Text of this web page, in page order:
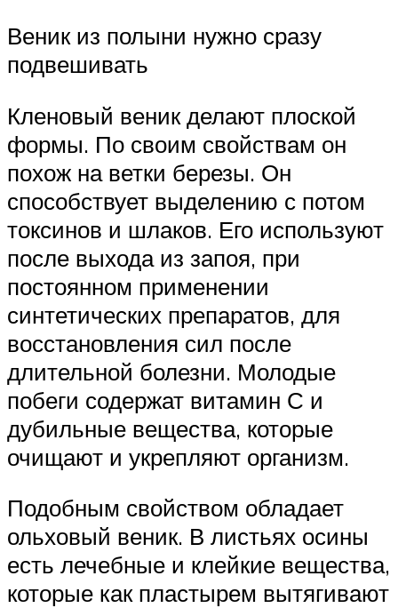
Веник из полыни нужно сразу
подвешивать
Кленовый веник делают плоской
формы. По своим свойствам он
похож на ветки березы. Он
способствует выделению с потом
токсинов и шлаков. Его используют
после выхода из запоя, при
постоянном применении
синтетических препаратов, для
восстановления сил после
длительной болезни. Молодые
побеги содержат витамин С и
дубильные вещества, которые
очищают и укрепляют организм.
Подобным свойством обладает
ольховый веник. В листьях осины
есть лечебные и клейкие вещества,
которые как пластырем вытягивают